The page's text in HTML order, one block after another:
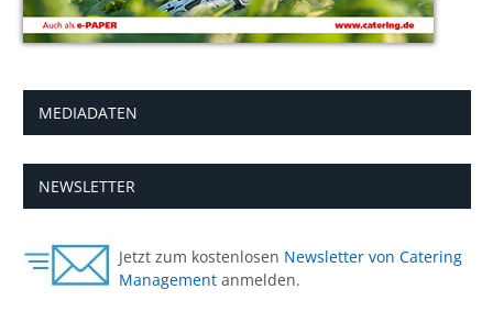
MEDIADATEN
NEWSLETTER
Jetzt zum kostenlosen Newsletter von Catering
Management anmelden.